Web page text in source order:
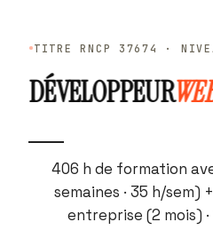
TITRE RNCP 37674 ·
DÉVELOPPEUR
406 h de formation
semaines · 35 h/sem)
entreprise (2 mois)